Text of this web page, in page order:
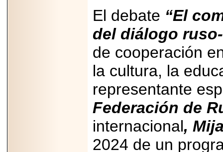
El debate “El
del diálogo
de cooperación
la cultura, la
representante
Federación de
internacional,
2024 de un